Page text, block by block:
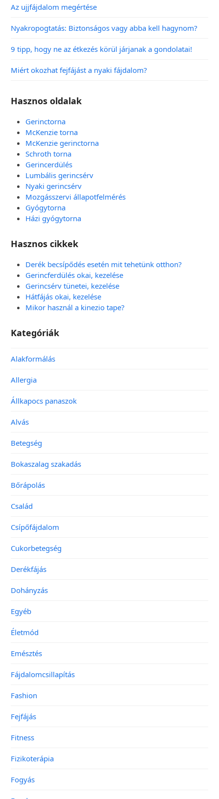
Az ujjfájdalom megértése
Nyakropogtatás: Biztonságos vagy abba kell hagynom?
9 tipp, hogy ne az étkezés körül járjanak a gondolatai!
Miért okozhat fejfájást a nyaki fájdalom?
Hasznos oldalak
Gerinctorna
McKenzie torna
McKenzie gerinctorna
Schroth torna
Gerincerdülés
Lumbális gerincsérv
Nyaki gerincsérv
Mozgásszervi állapotfelmérés
Gyógytorna
Házi gyógytorna
Hasznos cikkek
Derék becsípődés esetén mit tehetünk otthon?
Gerincferdülés okai, kezelése
Gerincsérv tünetei, kezelése
Hátfájás okai, kezelése
Mikor használ a kinezio tape?
Kategóriák
Alakformálás
Allergia
Állkapocs panaszok
Alvás
Betegség
Bokaszalag szakadás
Bőrápolás
Család
Csípőfájdalom
Cukorbetegség
Derékfájás
Dohányzás
Egyéb
Életmód
Emésztés
Fájdalomcsillapítás
Fashion
Fejfájás
Fitness
Fizikoterápia
Fogyás